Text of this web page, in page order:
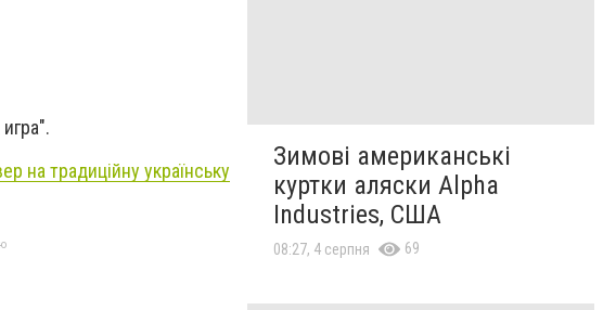
на традиційну українську
Зимові американські
куртки аляски Alpha
Industries, США
08:27, 4 серпня 69